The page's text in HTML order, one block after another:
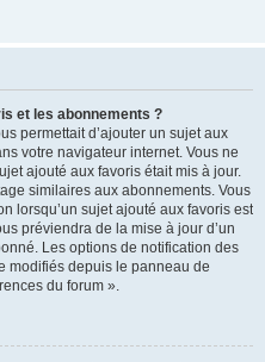
et les abonnements ?
permettait d’ajouter un sujet aux
votre navigateur internet. Vous ne
ajouté aux favoris était mis à jour.
similaires aux abonnements. Vous
lorsqu’un sujet ajouté aux favoris est
préviendra de la mise à jour d’un
Les options de notification des
modifiés depuis le panneau de
du forum ».